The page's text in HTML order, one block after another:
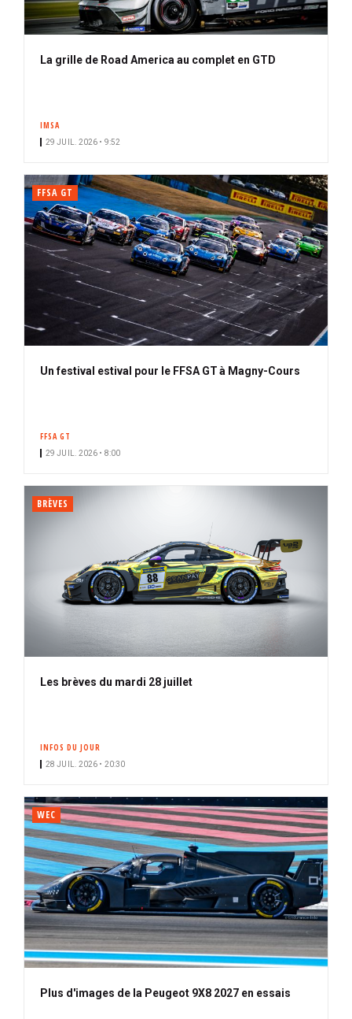
La grille de Road America au complet en GTD
IMSA
29 JUIL. 2026 • 9:52
FFSA GT
Un festival estival pour le FFSA GT à Magny-Cours
FFSA GT
29 JUIL. 2026 • 8:00
BRÈVES
Les brèves du mardi 28 juillet
INFOS DU JOUR
28 JUIL. 2026 • 20:30
WEC
Plus d'images de la Peugeot 9X8 2027 en essais